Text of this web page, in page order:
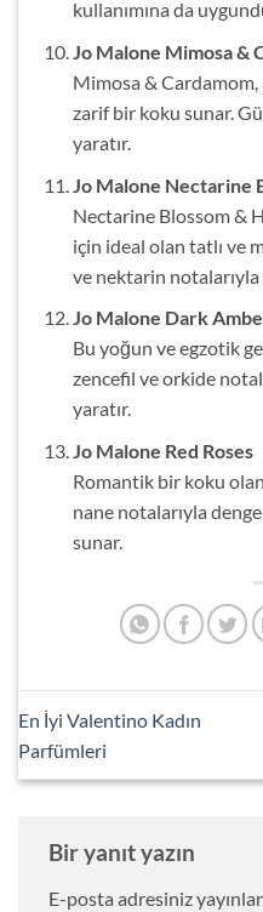
kullanımına da
Jo Malone Mimosa &
Mimosa &
zarif bir koku sunar.
yaratır.
Jo Malone Nectarine
Nectarine Blossom &
için ideal olan tatlı ve
ve nektarin notalarıyla
Jo Malone Dark
Bu yoğun ve egzotik
zencefil ve orkide
yaratır.
Jo Malone Red Roses
Romantik bir koku
nane notalarıyla
sunar.
En İyi Valentino Kadın
Parfümleri
Bir yanıt yazın
E-posta adresiniz